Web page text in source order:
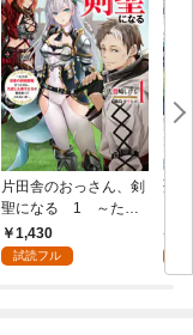
片田舎のおっさん、剣
聖になる 1 ～ただ
の田舎の剣術師範だっ
たのに、大成した弟子
1,430
試読フル
聖
巻